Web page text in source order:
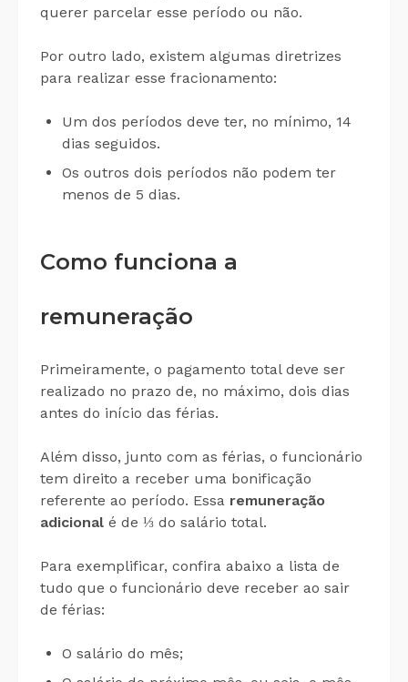
querer parcelar esse período ou não.
Por outro lado, existem algumas diretrizes
para realizar esse fracionamento:
Um dos períodos deve ter, no mínimo, 14
dias seguidos.
Os outros dois períodos não podem ter
menos de 5 dias.
Como funciona a
remuneração
Primeiramente, o pagamento total deve ser
realizado no prazo de, no máximo, dois dias
antes do início das férias.
Além disso, junto com as férias, o funcionário
tem direito a receber uma bonificação
referente ao período. Essa remuneração
adicional é de ⅓ do salário total.
Para exemplificar, confira abaixo a lista de
tudo que o funcionário deve receber ao sair
de férias:
O salário do mês;